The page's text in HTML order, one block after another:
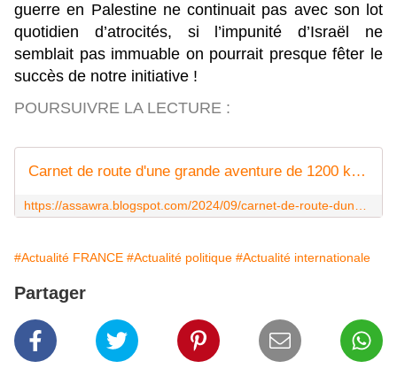
guerre en Palestine ne continuait pas avec son lot
quotidien d’atrocités, si l’impunité d’Israël ne
semblait pas immuable on pourrait presque fêter le
succès de notre initiative !
POURSUIVRE LA LECTURE :
Carnet de route d'une grande aventure de 1200 kilomètres à travers la France solidaire de la Palestine
#Actualité FRANCE #Actualité politique #Actualité internationale
Partager